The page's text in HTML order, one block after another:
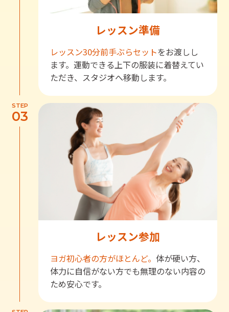
レッスン準備
レッスン30分前手ぶらセットをお渡しし
ます。運動できる上下の服装に着替えてい
ただき、スタジオへ移動します。
STEP
03
レッスン参加
ヨガ初心者の方がほとんど。 体が硬い方、
体力に自信がない方でも無理のない内容の
ため安心です。